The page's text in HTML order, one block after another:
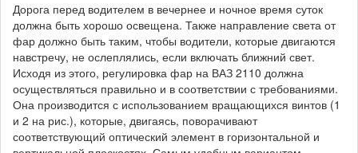
Дорога перед водителем в вечернее и ночное время суток
должна быть хорошо освещена. Также направление света от
фар должно быть таким, чтобы водители, которые двигаются
навстречу, не ослеплялись, если включать ближний свет.
Исходя из этого, регулировка фар на ВАЗ 2110 должна
осуществляться правильно и в соответствии с требованиями.
Она производится с использованием вращающихся винтов (1
и 2 на рис.), которые, двигаясь, поворачивают
соответствующий оптический элемент в горизонтальной и